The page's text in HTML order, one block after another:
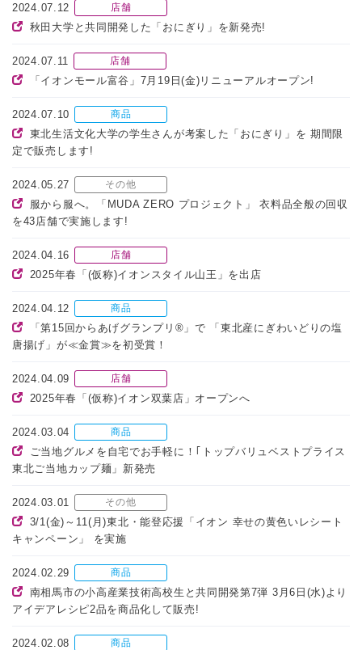
2024.07.12 店舗
秋田大学と共同開発した「おにぎり」を新発売!
2024.07.11 店舗
「イオンモール富谷」7月19日(金)リニューアルオープン!
2024.07.10 商品
東北生活文化大学の学生さんが考案した「おにぎり」を 期間限
定で販売します!
2024.05.27 その他
服から服へ。「MUDA ZERO プロジェクト」 衣料品全般の回収
を43店舗で実施します!
2024.04.16 店舗
2025年春「(仮称)イオンスタイル山王」を出店
2024.04.12 商品
「第15回からあげグランプリ®」で 「東北産にぎわいどりの塩
唐揚げ」が≪金賞≫を初受賞！
2024.04.09 店舗
2025年春「(仮称)イオン双葉店」オープンへ
2024.03.04 商品
ご当地グルメを自宅でお手軽に！｢トップバリュベストプライス
東北ご当地カップ麺」新発売
2024.03.01 その他
3/1(金)～11(月)東北・能登応援「イオン 幸せの黄色いレシート
キャンペーン」 を実施
2024.02.29 商品
南相馬市の小高産業技術高校生と共同開発第7弾 3月6日(水)より
アイデアレシピ2品を商品化して販売!
2024.02.08 商品